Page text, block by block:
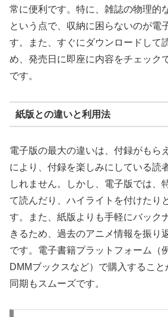
常に便利です。特に、雑誌の物理的
という点で、収納に困らないのが電
す。また、すぐにダウンロードして
め、発売日に即座に内容をチェック
です。
紙版との違いと利用法
電子版の最大の違いは、付録がもら
により、付録を楽しみにしている読
しれません。しかし、電子版では、
て読んだり、ハイライトを付けたり
す。また、紙版よりも手軽にバック
きるため、過去のアニメ情報を振り
です。電子書籍プラットフォーム（
DMMブックスなど）で購入するこ
同期もスムーズです。